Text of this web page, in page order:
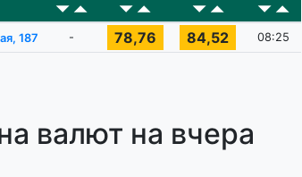
187 - 78,76 84,52 08:25
валют на вчера